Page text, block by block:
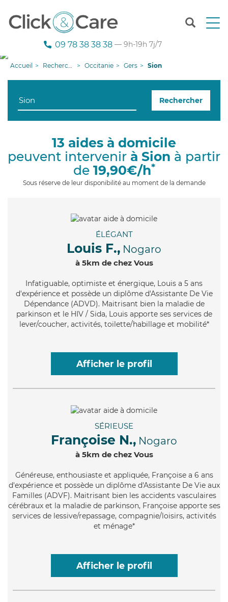
T
n
g
i
09 78 38 38 38 — 9h-19h 7j/7
Accueil Recherche aide à domicile Occitanie Gers Sion
Rechercher
13 aides à domicile
peuvent intervenir à Sion à partir
de 19,90€/h*
Sous réserve de leur disponibilité au moment de la demande
ÉLÉGANT
Louis F., Nogaro
à 5km de chez Vous
Infatiguable, optimiste et énergique, Louis a 5 ans
d'expérience et possède un diplôme d'Assistante De Vie
Dépendance (ADVD). Maitrisant bien la maladie de
parkinson et le HIV / Sida, Louis apporte ses services de
lever/coucher, activités, toilette/habillage et mobilité*
Afficher le profil
SÉRIEUSE
Françoise N., Nogaro
à 5km de chez Vous
Généreuse, enthousiaste et appliquée, Françoise a 6 ans
d'expérience et possède un diplôme d'Assistante De Vie aux
Familles (ADVF). Maitrisant bien les accidents vasculaires
cérébraux et la maladie de parkinson, Françoise apporte ses
services de lessive/repassage, compagnie/loisirs, activités
et ménage*
Afficher le profil